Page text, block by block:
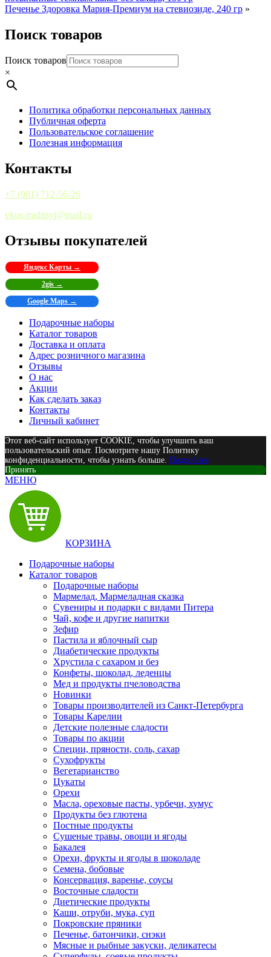
Печенье Здоровка Мария-Премиум на стевиозиде, 240 гр »
Поиск товаров
Поиск товаров
×
Политика обработки персональных данных
Публичная оферта
Пользовательское соглашение
Полезная информация
Контакты
+7 (981) 712-56-26
vkus-traditsyi@mail.ru
Отзывы покупателей
Яндекс Карты →
2gis →
Google Maps →
Подарочные наборы
Каталог товаров
Доставка и оплата
Адрес розничного магазина
Отзывы
О нас
Акции
Как сделать заказ
Контакты
Личный кабинет
Этот веб-сайт использует COOKIE, чтобы улучшить ваш
пользовательский опыт. Посмотрите нашу Политику
конфиденциальности, чтобы узнать больше. Подробнее
Принять
МЕНЮ
КОРЗИНА
Подарочные наборы
Каталог товаров
Подарочные наборы
Мармелад, Мармеладная сказка
Сувениры и подарки с видами Питера
Чай, кофе и другие напитки
Зефир
Пастила и яблочный сыр
Диабетические продукты
Хрустила с сахаром и без
Конфеты, шоколад, леденцы
Мед и продукты пчеловодства
Новинки
Товары производителей из Санкт-Петербурга
Товары Карелии
Детские полезные сладости
Товары по акции
Специи, пряности, соль, сахар
Сухофрукты
Вегетарианство
Цукаты
Орехи
Масла, ореховые пасты, урбечи, хумус
Продукты без глютена
Постные продукты
Сушеные травы, овощи и ягоды
Бакалея
Орехи, фрукты и ягоды в шоколаде
Семена, бобовые
Консервация, варенье, соусы
Восточные сладости
Диетические продукты
Каши, отруби, мука, суп
Покровские пряники
Печенье, батончики, снэки
Мясные и рыбные закуски, деликатесы